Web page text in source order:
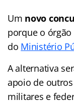
Um novo
porque o
do Ministério
A alternativa
apoio de
militares e